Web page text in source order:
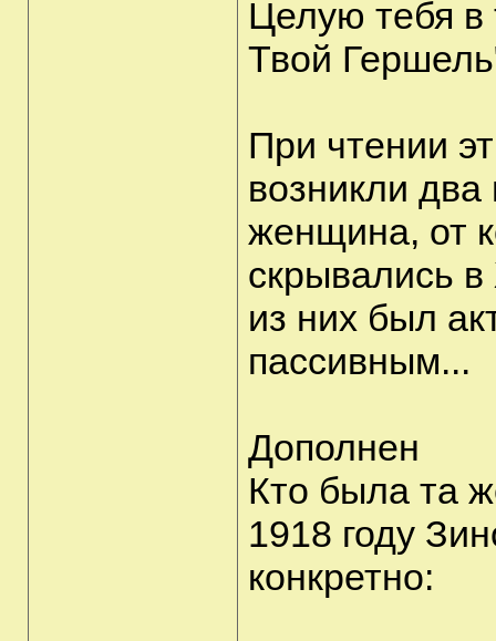
Целую тебя в
Твой
При чтении
возникли
женщина, от
скрывались
из них был
пассивным...
Дополнен
Кто была та
1918 году
конкретно: